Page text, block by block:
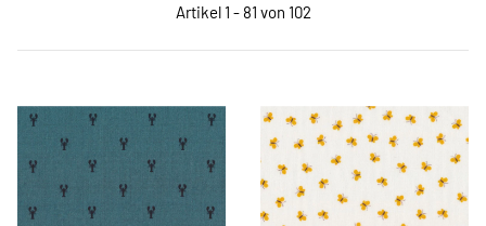
Artikel 1 - 81 von 102